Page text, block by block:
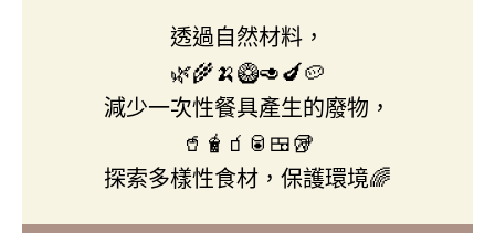
透過自然材料，
🌿🌾🍌🥝🥑🍆🥔
減少一次性餐具產生的廢物，
🥤🧋🧃🥫🍱🥡
探索多樣性食材，保護環境🌈